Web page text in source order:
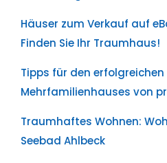
Häuser zum Verkauf auf
Finden Sie Ihr Traumhaus!
Tipps für den erfolgreichen
Mehrfamilienhauses von
Traumhaftes Wohnen:
Seebad Ahlbeck